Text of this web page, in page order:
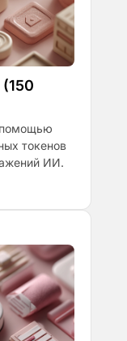
помощью
токенов
ИИ.